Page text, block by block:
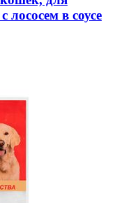
лососем в соусе